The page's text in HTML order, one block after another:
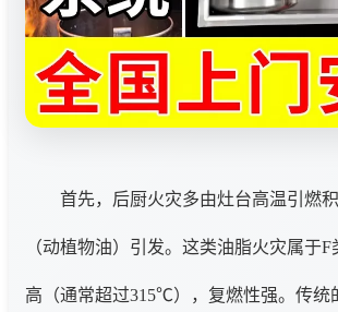
首先，后厨火灾多由灶台高温引燃
（动植物油）引发。这类油脂火灾属于
高（通常超过315℃），复燃性强。传统